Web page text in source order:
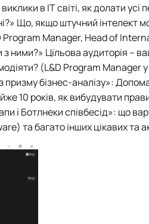
в ІТ світі, як долати усі
Що, якщо штучний інтелект
Program Manager, Head of
з ними?» Цільова аудиторія –
(L&D Program Manager
бізнес-аналізу»:
10 років, як вибудувати
і Ботлнеки співбесід»: що
та багато інших цікавих та